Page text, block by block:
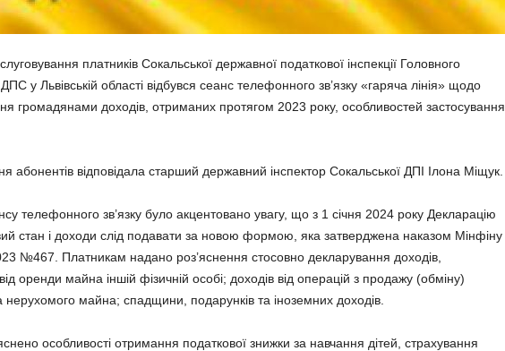
платників Сокальської державної податкової інспекції Головного
у Львівській області відбувся сеанс телефонного зв’язку «гаряча лінія» щодо
громадянами доходів, отриманих протягом 2023 року, особливостей застосування
абонентів відповідала старший державний інспектор Сокальської ДПІ Ілона Міщук.
телефонного зв’язку було акцентовано увагу, що з 1 січня 2024 року Декларацію
стан і доходи слід подавати за новою формою, яка затверджена наказом Мінфіну
№467. Платникам надано роз’яснення стосовно декларування доходів,
оренди майна іншій фізичній особі; доходів від операцій з продажу (обміну)
нерухомого майна; спадщини, подарунків та іноземних доходів.
особливості отримання податкової знижки за навчання дітей, страхування